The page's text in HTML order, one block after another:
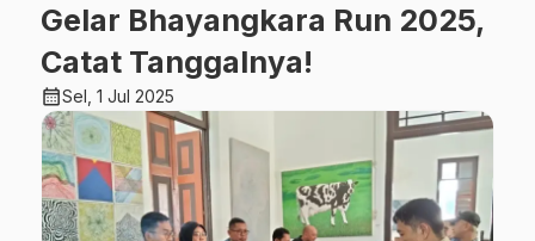
Gelar Bhayangkara Run 2025,
Catat Tanggalnya!
calendar_monthSel, 1 Jul 2025